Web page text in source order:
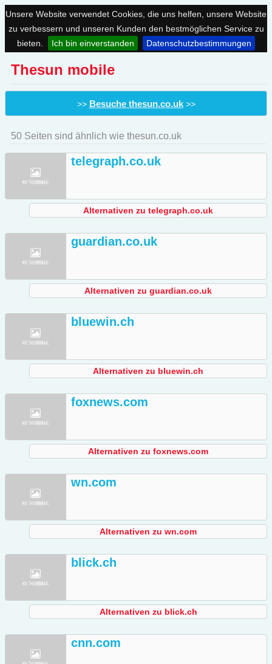
Unsere Website verwendet Cookies, die uns helfen, unsere Website
zu verbessern und unseren Kunden den bestmöglichen Service zu
bieten.
Ich bin einverstanden Datenschutzbestimmungen
Thesun mobile
>> Besuche thesun.co.uk>>
50 Seiten sind ähnlich wie thesun.co.uk
telegraph.co.uk
Alternativen zu telegraph.co.uk
guardian.co.uk
Alternativen zu guardian.co.uk
bluewin.ch
Alternativen zu bluewin.ch
foxnews.com
Alternativen zu foxnews.com
wn.com
Alternativen zu wn.com
blick.ch
Alternativen zu blick.ch
cnn.com